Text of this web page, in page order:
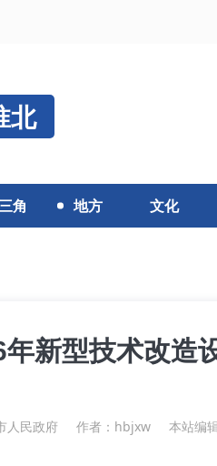
北
角 地方 文化
新型技术改造
人民政府 作者：hbjxw 本站编